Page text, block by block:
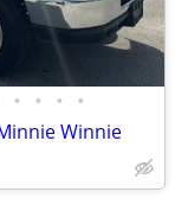
• • • •
Winnie